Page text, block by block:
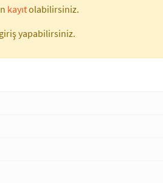
kayıtolabilirsiniz.
giriş yapabilirsiniz.